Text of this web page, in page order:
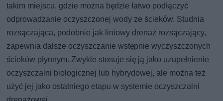
takim miejscu, gdzie można będzie łatwo podłączyć
odprowadzanie oczyszczonej wody ze ścieków. Studnia
rozsączająca, podobnie jak liniowy drenaż rozsączający,
zapewnia dalsze oczyszczanie wstępnie wyczyszczonych
ścieków płynnym. Zwykle stosuje się ją jako uzupełnienie
oczyszczalni biologicznej lub hybrydowej, ale można też
użyć jej jako ostatniego etapu w systemie oczyszczalni